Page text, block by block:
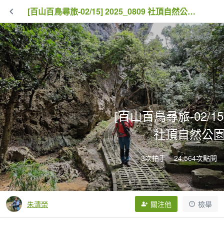
[百山百鳥尋旅-02/15] 2025_0809 社頂自然公園步道
[百山百鳥尋旅-02/
社頂自然公
3次拍手 24,564次點閱
朱清榮 關注他 檢舉